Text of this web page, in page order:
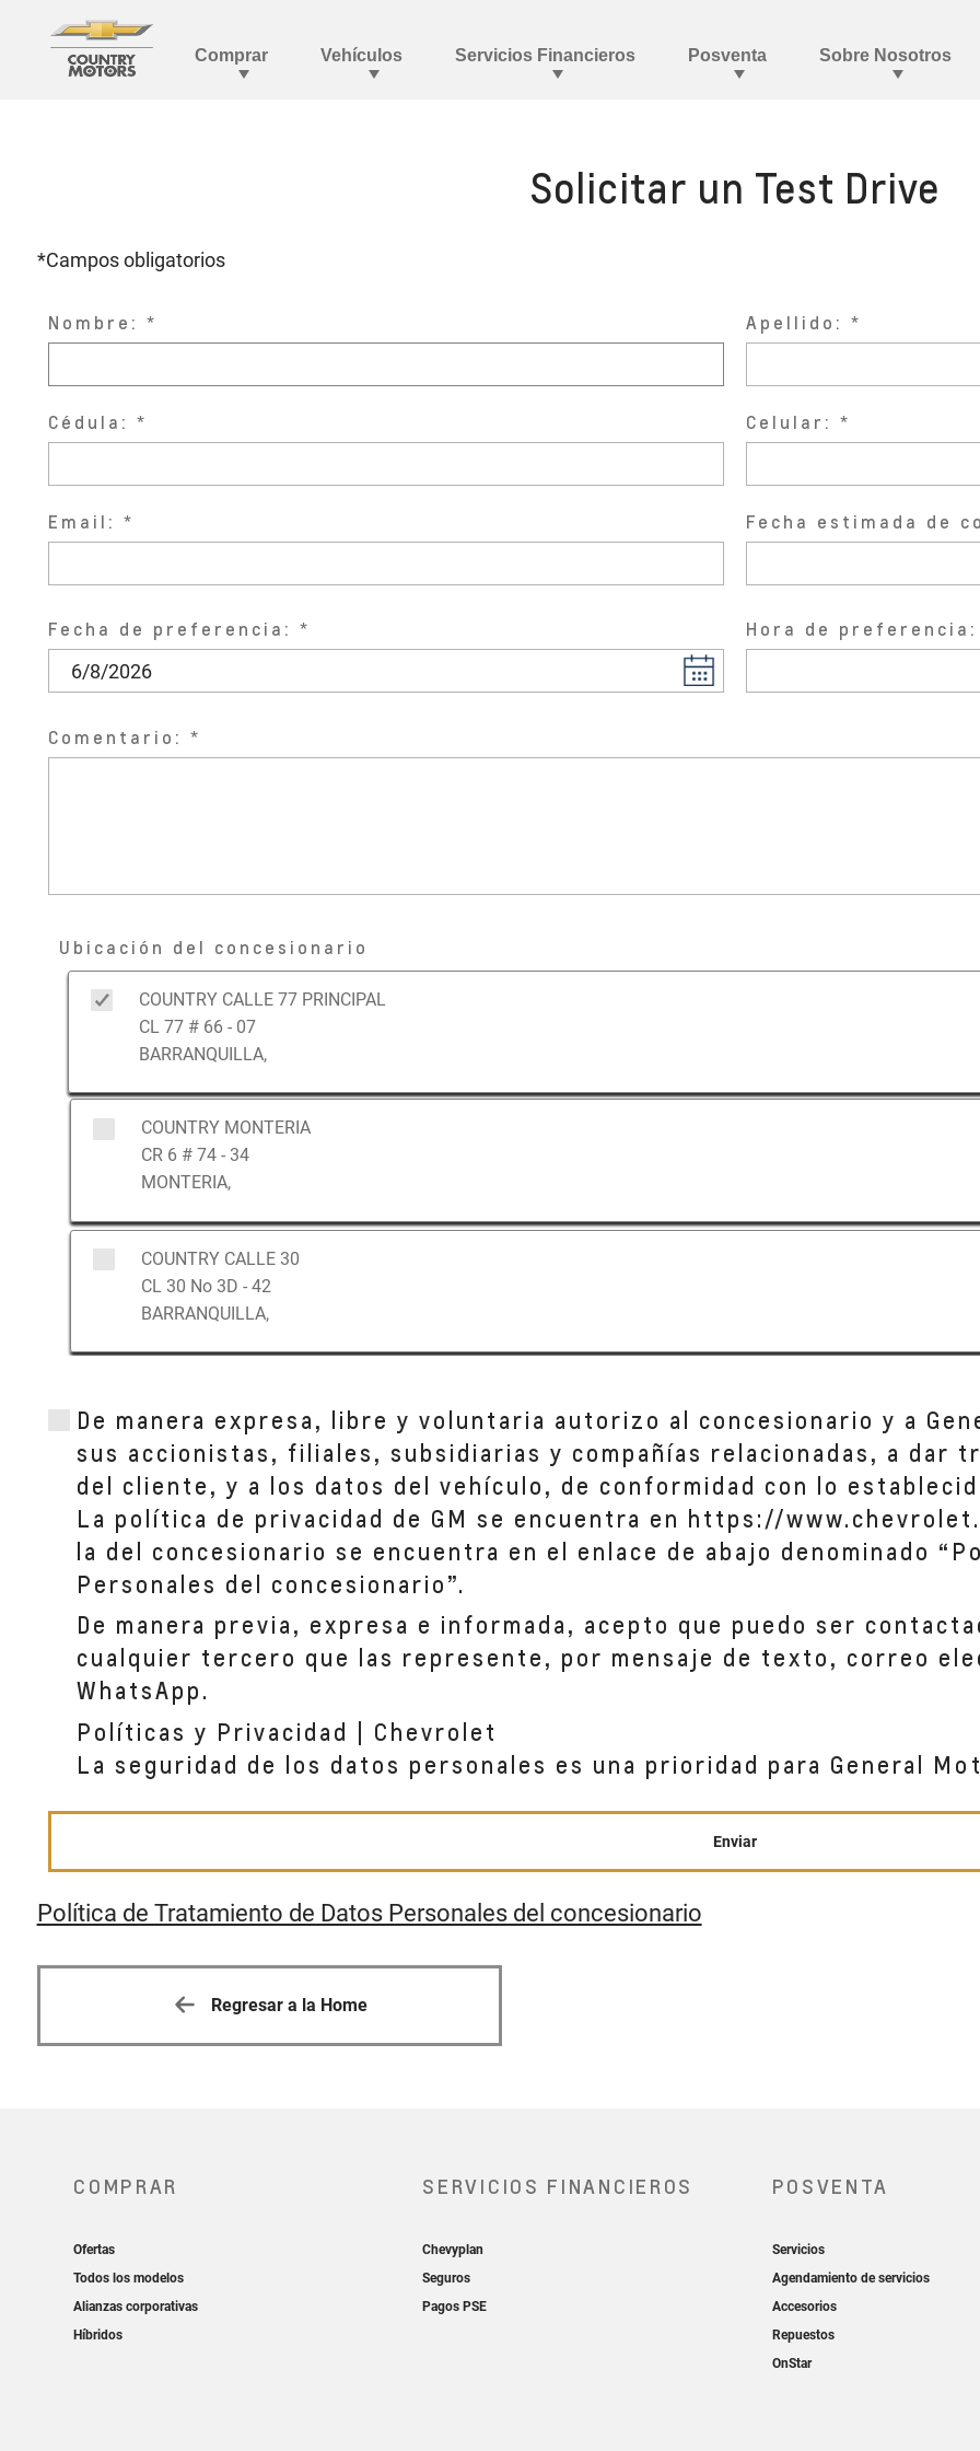
Solicitar un Test Drive
*Campos obligatorios
Nombre: Apellido:
Cédula: Celular:
Email: Fecha estimada de
Fecha de preferencia: Hora de preferencia:
Comentario:
Ubicación del concesionario
COUNTRY CALLE 77 PRINCIPAL
CL 77 # 66 - 07
BARRANQUILLA,
COUNTRY MONTERIA
CR 6 # 74 - 34
MONTERIA,
COUNTRY CALLE 30
CL 30 No 3D - 42
BARRANQUILLA,
CL 38 No 5 - 236
SINCELEJO,
COUNTRY RIOHACHA
CL 15 CR - 22
RIOHACHA,
COUNTRY MOTORS VALLEDUPAR
CR 7A # 22-107
,
De manera expresa, libre y voluntaria autorizo al concesionario y a
sus accionistas, filiales, subsidiarias y compañías relacionadas, a dar
del cliente, y a los datos del vehículo, de conformidad con lo
La política de privacidad de GM se encuentra en https://
la del concesionario se encuentra en el enlace de abajo denominado
Personales del concesionario”.
De manera previa, expresa e informada, acepto que puedo ser
cualquier tercero que las represente, por mensaje de texto, correo
WhatsApp.
Políticas y Privacidad | Chevrolet
La seguridad de los datos personales es una prioridad para General
Enviar
Política de Tratamiento de Datos Personales del concesionario
Regresar a la Home